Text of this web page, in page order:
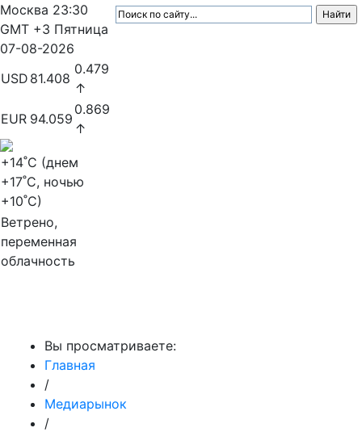
Москва 23:30
GMT +3 Пятница
07-08-2026
USD 81.408
0.479
↑
EUR 94.059
0.869
↑
+14˚C (днем
+17˚C, ночью
+10˚C)
Ветрено,
переменная
облачность
Вы просматриваете:
Главная
/
Медиарынок
/